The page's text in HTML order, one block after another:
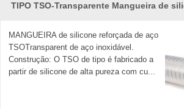
TIPO TSO-Transparente Mangueira de
MANGUEIRA de silicone reforçada de aço
TSOTransparent de aço inoxidável.
Construção: O TSO de tipo é fabricado a
partir de silicone de alta pureza com cu...